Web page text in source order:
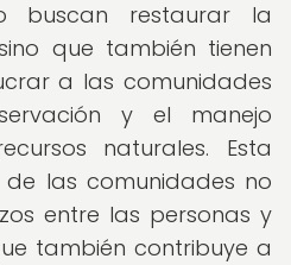
buscan restaurar la
que también tienen
a las comunidades
y el manejo
naturales. Esta
las comunidades no
entre las personas y
también contribuye a